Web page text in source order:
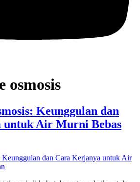
osmosis
Keunggulan dan
untuk Air Murni Bebas